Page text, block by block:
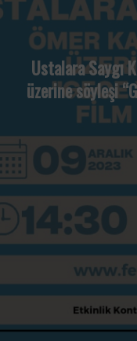
Ustalara Saygı
üzerine söyleşi